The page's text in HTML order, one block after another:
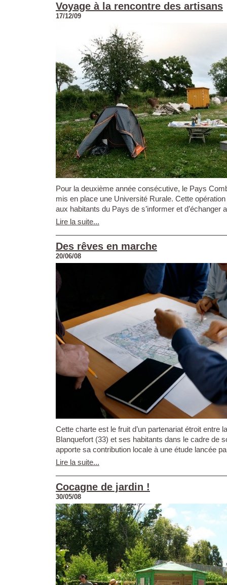
Voyage à la rencontre des artisans
17/12/09
Pour la deuxième année consécutive, le Pays
mis en place une Université Rurale. Cette
aux habitants du Pays de s’informer et d’échanger
Lire la suite...
Des rêves en marche
20/06/08
Cette charte est le fruit d’un partenariat étroit entre
Blanquefort (33) et ses habitants dans le cadre de
apporte sa contribution locale à une étude lancée
Lire la suite...
Cocagne de jardin !
30/05/08